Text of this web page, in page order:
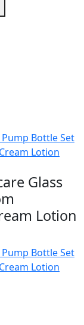
Glass
Lotion